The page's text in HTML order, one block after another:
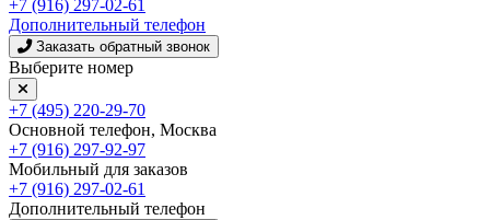
+7 (916) 297-02-61
Дополнительный телефон
Заказать обратный звонок
Выберите номер
+7 (495) 220-29-70
Основной телефон, Москва
+7 (916) 297-92-97
Мобильный для заказов
+7 (916) 297-02-61
Дополнительный телефон